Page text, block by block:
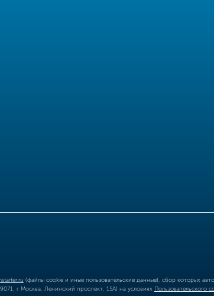
(файлы cookie и иные пользовательские данные), сбор которых
г Москва, Ленинский проспект, 15А) на условиях Пользовательского